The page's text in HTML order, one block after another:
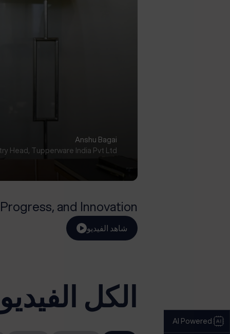
AI Powered
Anshu Bagai
Head, Tupperware India Pvt Ltd.
and Innovation
شاهد الفيديو
الكل